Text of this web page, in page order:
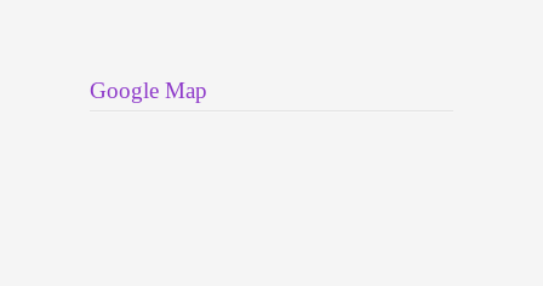
Google Map